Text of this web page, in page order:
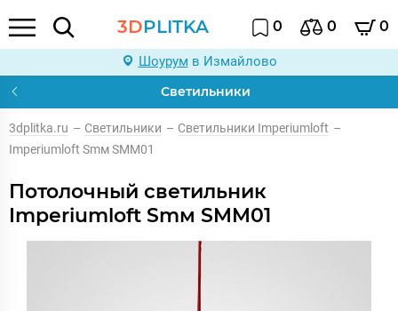
3DPLITKA 0 0 0
Шоурум в Измайлово
Светильники
3dplitka.ru – Светильники – Светильники Imperiumloft –
Imperiumloft Smм SMM01
Потолочный светильник
Imperiumloft Smм SMM01